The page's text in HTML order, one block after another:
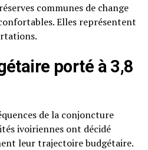
communes de change
Elles représentent
porté à 3,8
de la conjoncture
ivoiriennes ont décidé
leur trajectoire budgétaire.